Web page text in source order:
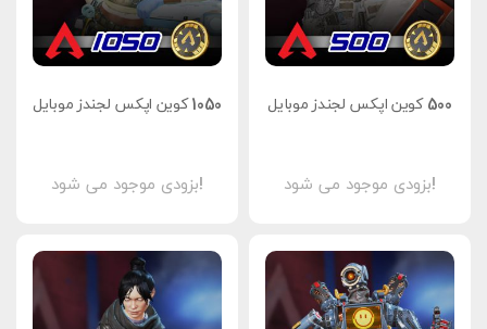
500 کوین اپکس لجندز موبایل
بزودی موجود می شود!
1050 کوین اپکس لجندز موبایل
بزودی موجود می شود!